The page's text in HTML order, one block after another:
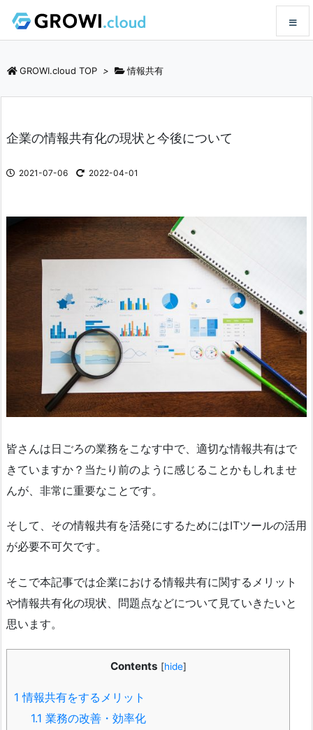
GROWI.cloud TOP > 情報共有
企業の情報共有化の現状と今後について
2021-07-06 2022-04-01
皆さんは日ごろの業務をこなす中で、適切な情報共有はで
きていますか？当たり前のように感じることかもしれませ
んが、非常に重要なことです。
そして、その情報共有を活発にするためにはITツールの活用
が必要不可欠です。
そこで本記事では企業における情報共有に関するメリット
や情報共有化の現状、問題点などについて見ていきたいと
思います。
Contents [hide]
1 情報共有をするメリット
1.1 業務の改善・効率化